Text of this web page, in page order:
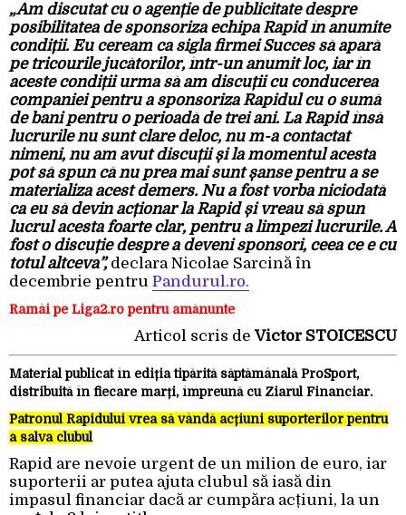
„Am discutat cu o agenție de publicitate despre
posibilitatea de sponsoriza echipaRapidîn anumite
condiții. Eu ceream ca sigla firmei Succes să apară
pe tricourile jucătorilor, într-un anumit loc, iar în
aceste condiții urma să am discuții cu conducerea
companiei pentru a sponsoriza Rapidul cu o sumă
de bani pentru o perioadă de trei ani. La Rapid însă
lucrurile nu sunt clare deloc, nu m-a contactat
nimeni, nu am avut discuții și la momentul acesta
pot să spun că nu prea mai sunt șanse pentru a se
materializa acest demers. Nu a fost vorba niciodată
ca eu să devin acționar la Rapid și vreau să spun
lucrul acesta foarte clar, pentru a limpezi lucrurile. A
fost o discuție despre a deveni sponsori, ceea ce e cu
totul altceva”,declaraNicolae Sarcină în
decembrie pentru Pandurul.ro.
Ramâi pe Liga2.ro pentru amănunte
Articol scris deVictor STOICESCU
Material publicat în ediția tipărită săptămânală ProSport,
distribuită în fiecare marți, împreună cu Ziarul Financiar.
Patronul Rapidului vrea să vândă acțiuni suporterilor pentru
a salva clubul
Rapid are nevoie urgent de un milion de euro, iar
suporterii ar putea ajuta clubul să iasă din
impasul financiar dacă ar cumpăra acțiuni, la un